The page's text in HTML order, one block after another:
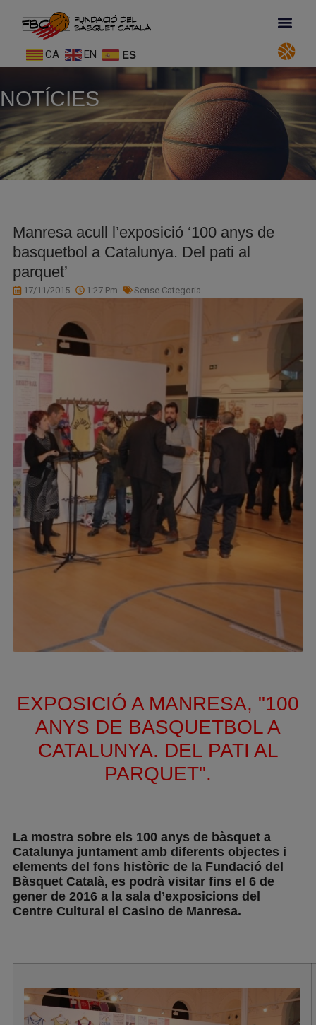
CA EN ES
NOTÍCIES
Manresa acull l’exposició ‘100 anys de
basquetbol a Catalunya. Del pati al
parquet’
17/11/2015 1:27 Pm Sense Categoria
EXPOSICIÓ A MANRESA, "100
ANYS DE BASQUETBOL A
CATALUNYA. DEL PATI AL
PARQUET".
La mostra sobre els 100 anys de bàsquet a
Catalunya juntament amb diferents objectes i
elements del fons històric de la Fundació del
Bàsquet Català, es podrà visitar fins el 6 de
gener de 2016 a la sala d’exposicions del
Centre Cultural el Casino de Manresa.